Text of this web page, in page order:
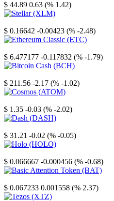
$ 44.89 0.63 (% 1.42)
$ 0.16642 -0.00423 (% -2.48)
$ 6.477177 -0.117832 (% -1.79)
$ 211.56 -2.17 (% -1.02)
$ 1.35 -0.03 (% -2.02)
$ 31.21 -0.02 (% -0.05)
$ 0.066667 -0.000456 (% -0.68)
$ 0.067233 0.001558 (% 2.37)